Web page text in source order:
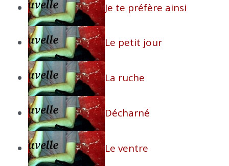
Je te préfère ainsi
Le petit jour
La ruche
Décharné
Le ventre